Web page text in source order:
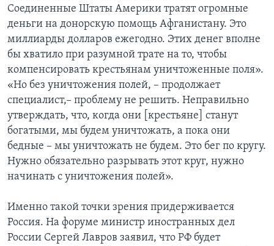
Соединенные Штаты Америки тратят огромные
деньги на донорскую помощь Афганистану. Это
миллиарды долларов ежегодно. Этих денег вполне
бы хватило при разумной трате на то, чтобы
компенсировать крестьянам уничтоженные поля».
«Но без уничтожения полей, – продолжает
специалист,– проблему не решить. Неправильно
утверждать, что, когда они [крестьяне] станут
богатыми, мы будем уничтожать, а пока они
бедные – мы уничтожать не будем. Это бег по кругу.
Нужно обязательно разрывать этот круг, нужно
начинать с уничтожения полей».
Именно такой точки зрения придерживается
Россия. На форуме министр иностранных дел
России Сергей Лавров заявил, что РФ будет